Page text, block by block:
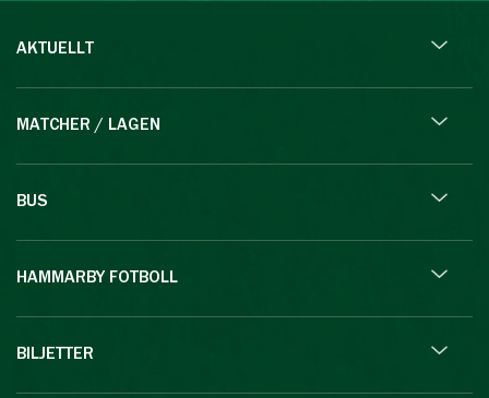
AKTUELLT
MATCHER / LAGEN
BUS
HAMMARBY FOTBOLL
BILJETTER